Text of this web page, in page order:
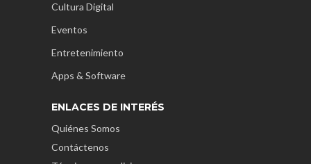
Cultura Digital
Eventos
Entretenimiento
Apps & Software
ENLACES DE INTERÉS
Quiénes Somos
Contáctenos